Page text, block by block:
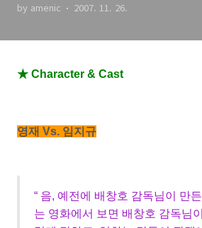
by amenic 2007. 11. 26.
★ Character & Cast
영재 Vs. 임지규
“ 음, 예전에 배창호 감독님이 만
는 영화에서 보면 배창호 감독님